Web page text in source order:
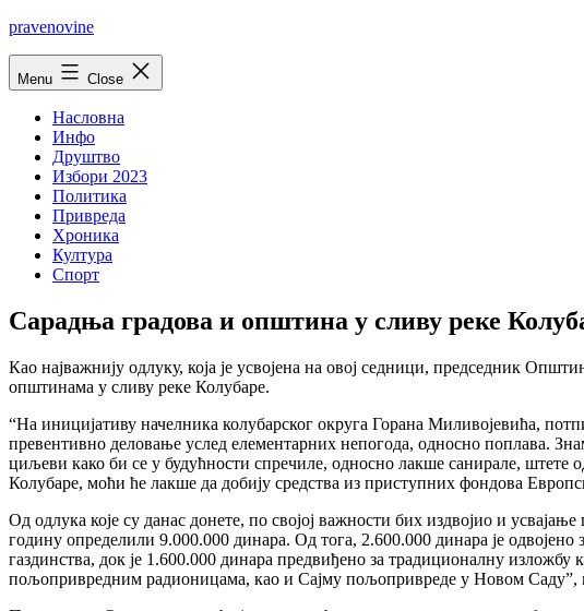
Skip
pravenovine
Menu Close
Насловна
Инфо
Друштво
Избори 2023
Политика
Привреда
Хроника
Култура
Спорт
Сарадња градова и општина у сливу реке
Као најважнију одлуку, која је усвојена на овој седници, председник
општинама у сливу реке Колубаре.
“На иницијативу начелника колубарског округа Горана Миливојевића,
превентивно деловање услед елементарних непогода, односно поплава.
циљеви како би се у будућности спречиле, односно лакше санирале, штете
Колубаре, моћи ће лакше да добију средства из приступних фондова
Од одлука које су данас донете, по својој важности бих издвојио и
годину определили 9.000.000 динара. Од тога, 2.600.000 динара је
газдинства, док је 1.600.000 динара предвиђено за традиционалну
пољопривредним радионицама, као и Сајму пољопривреде у Новом Саду”,